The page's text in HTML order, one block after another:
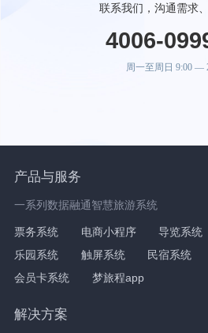
联系我们，沟通需求
4006-
周一至周日 9:00 —
产品与服务
一系列数据融通智慧旅游系统
票务系统 电商小程序 导览系统
乐园系统
触屏系统 民宿系统
会员卡系统
梦旅程app
解决方案